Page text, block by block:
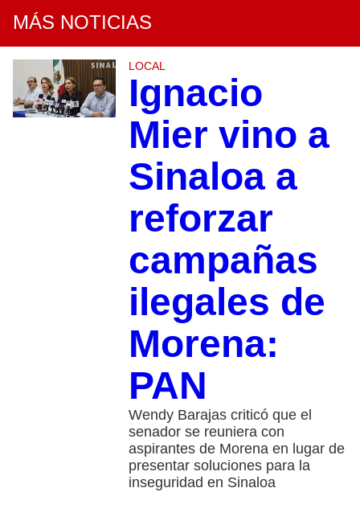
MÁS NOTICIAS
LOCAL
Ignacio
Mier vino a
Sinaloa a
reforzar
campañas
ilegales de
Morena:
PAN
Wendy Barajas criticó que el
senador se reuniera con
aspirantes de Morena en lugar de
presentar soluciones para la
inseguridad en Sinaloa